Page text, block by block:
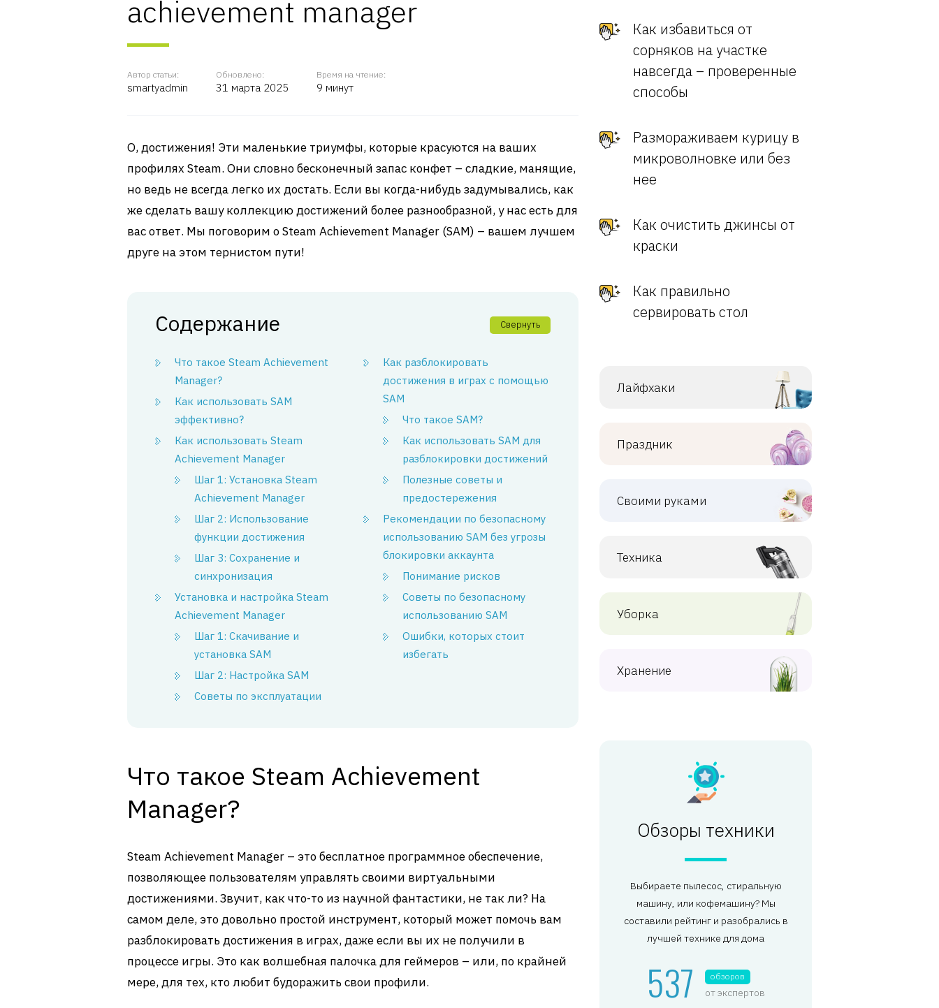
achievement manager
Автор статьи:
smartyadmin
Обновлено:
31 марта 2025
Время на чтение:
9 минут
О, достижения! Эти маленькие триумфы, которые красуются на ваших
профилях Steam. Они словно бесконечный запас конфет – сладкие, манящие,
но ведь не всегда легко их достать. Если вы когда-нибудь задумывались, как
же сделать вашу коллекцию достижений более разнообразной, у нас есть для
вас ответ. Мы поговорим о Steam Achievement Manager (SAM) – вашем лучшем
друге на этом тернистом пути!
Содержание Свернуть
Что такое Steam Achievement
Manager?
Как использовать SAM
эффективно?
Как использовать Steam
Achievement Manager
Шаг 1: Установка Steam
Achievement Manager
Шаг 2: Использование
функции достижения
Шаг 3: Сохранение и
синхронизация
Установка и настройка Steam
Achievement Manager
Шаг 1: Скачивание и
установка SAM
Шаг 2: Настройка SAM
Советы по эксплуатации
Как разблокировать
достижения в играх с помощью
SAM
Что такое SAM?
Как использовать SAM для
разблокировки достижений
Полезные советы и
предостережения
Рекомендации по безопасному
использованию SAM без угрозы
блокировки аккаунта
Понимание рисков
Советы по безопасному
использованию SAM
Ошибки, которых стоит
избегать
Что такое Steam Achievement
Manager?
Steam Achievement Manager – это бесплатное программное обеспечение,
позволяющее пользователям управлять своими виртуальными
достижениями. Звучит, как что-то из научной фантастики, не так ли? На
самом деле, это довольно простой инструмент, который может помочь вам
разблокировать достижения в играх, даже если вы их не получили в
процессе игры. Это как волшебная палочка для геймеров – или, по крайней
мере, для тех, кто любит будоражить свои профили.
Как избавиться от
сорняков на участке
навсегда – проверенные
способы
Размораживаем курицу в
микроволновке или без
нее
Как очистить джинсы от
краски
Как правильно
сервировать стол
Лайфхаки
Праздник
Своими руками
Техника
Уборка
Хранение
Обзоры техники
Выбираете пылесос, стиральную
машину, или кофемашину? Мы
составили рейтинг и разобрались в
лучшей технике для дома
537 обзоров
от экспертов